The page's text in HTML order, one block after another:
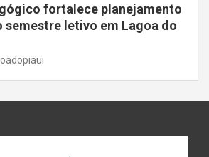
fortalece planejamento
semestre letivo em Lagoa do